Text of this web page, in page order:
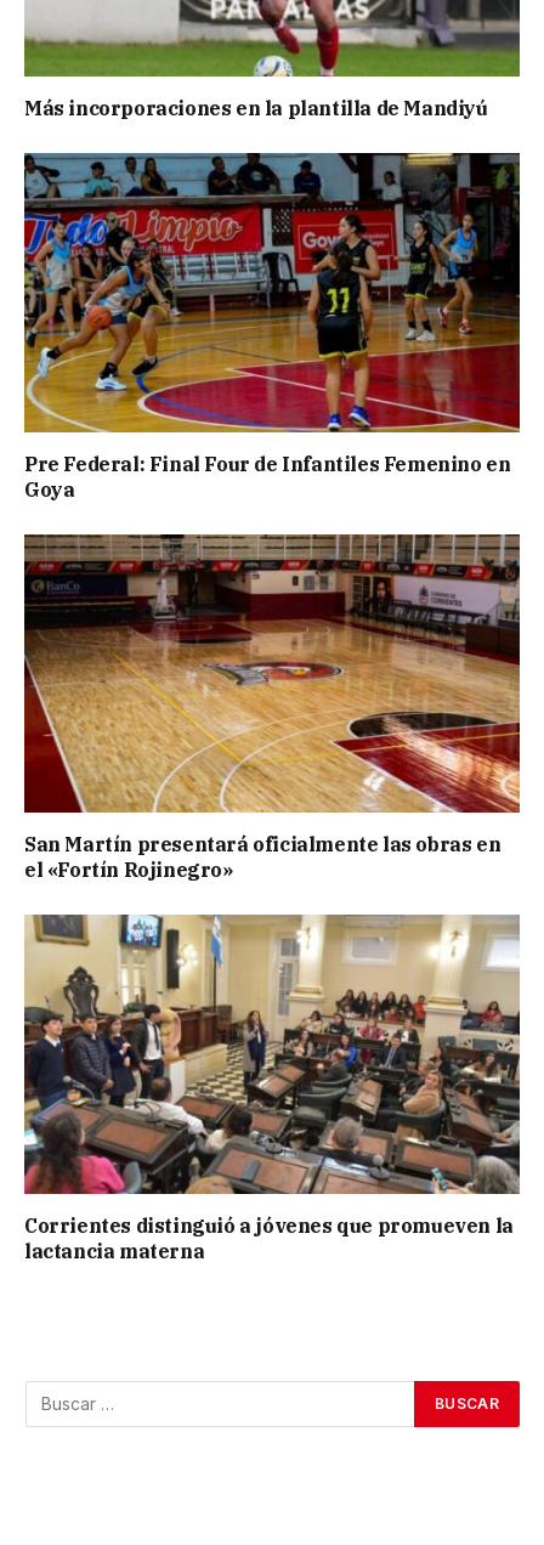
Más incorporaciones en la plantilla de Mandiyú
Pre Federal: Final Four de Infantiles Femenino en
Goya
San Martín presentará oficialmente las obras en
el «Fortín Rojinegro»
Corrientes distinguió a jóvenes que promueven la
lactancia materna